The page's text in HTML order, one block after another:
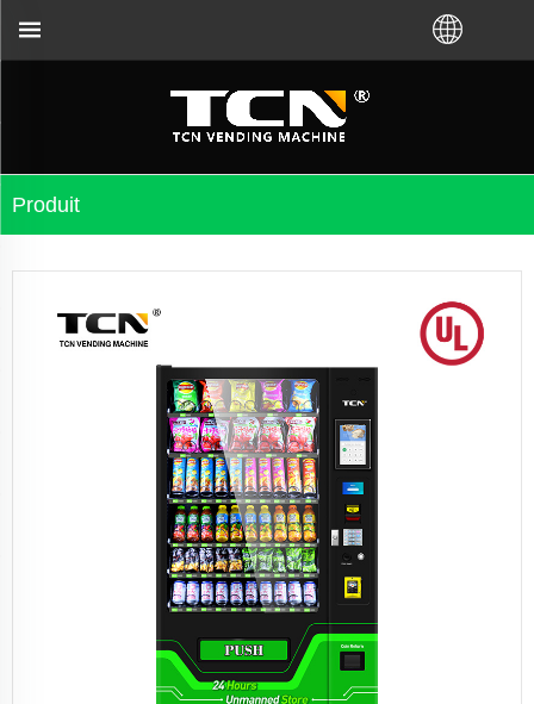
Produit
ayez acheté VM auprès de l'usine TCN ou